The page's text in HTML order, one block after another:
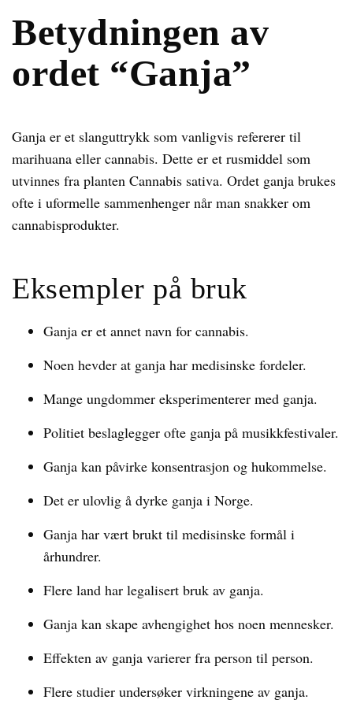
Betydningen av
ordet “Ganja”
Ganja er et slanguttrykk som vanligvis refererer til
marihuana eller cannabis. Dette er et rusmiddel som
utvinnes fra planten Cannabis sativa. Ordet ganja brukes
ofte i uformelle sammenhenger når man snakker om
cannabisprodukter.
Eksempler på bruk
Ganja er et annet navn for cannabis.
Noen hevder at ganja har medisinske fordeler.
Mange ungdommer eksperimenterer med ganja.
Politiet beslaglegger ofte ganja på musikkfestivaler.
Ganja kan påvirke konsentrasjon og hukommelse.
Det er ulovlig å dyrke ganja i Norge.
Ganja har vært brukt til medisinske formål i
århundrer.
Flere land har legalisert bruk av ganja.
Ganja kan skape avhengighet hos noen mennesker.
Effekten av ganja varierer fra person til person.
Flere studier undersøker virkningene av ganja.